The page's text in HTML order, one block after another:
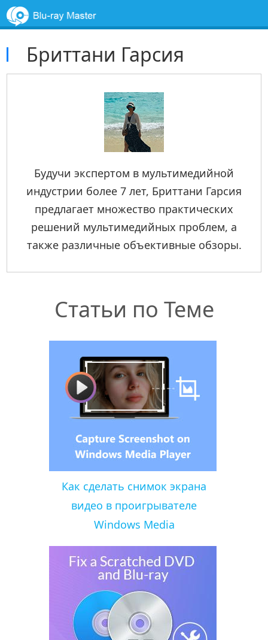
Бриттани Гарсия
Будучи экспертом в мультимедийной
индустрии более 7 лет, Бриттани Гарсия
предлагает множество практических
решений мультимедийных проблем, а
также различные объективные обзоры.
Статьи по Теме
Как сделать снимок экрана
видео в проигрывателе
Windows Media